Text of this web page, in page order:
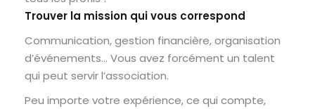
Trouver la mission qui vous correspond
Communication, gestion financière, organisation
d’événements… Vous avez forcément un talent
qui peut servir l’association.
Peu importe votre expérience, ce qui compte,